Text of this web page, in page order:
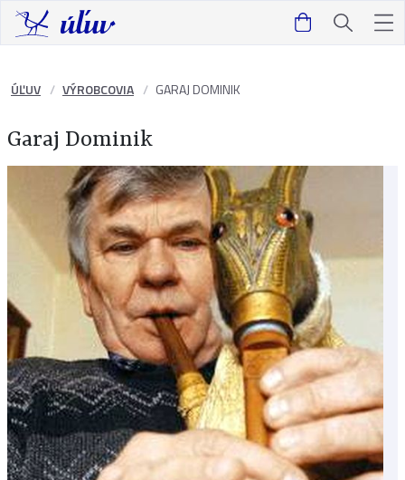
ÚĽUV VÝROBCOVIA GARAJ DOMINIK
Garaj Dominik